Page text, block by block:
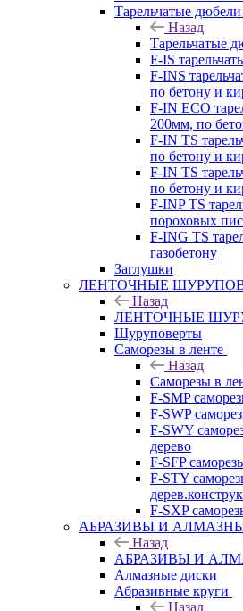
Тарельчатые дюбели
Назад
Тарельчатые
F-IS
F-INS
по бетону и
F-IN ECO
200мм, по
F-IN TS
по бетону и
F-IN TS
по бетону и
F-INP TS
пороховых
F-ING TS
газобетону
Заглушки
ЛЕНТОЧНЫЕ
Назад
ЛЕНТОЧНЫЕ
Шуруповерты
Саморезы в ленте
Назад
Саморезы в
F-SMP
F-SWP
F-SWY
дерево
F-SFP
F-STY
F-SXP
АБРАЗИВЫ И
Назад
АБРАЗИВЫ И
Алмазные диски
Абразивные круги
Назад